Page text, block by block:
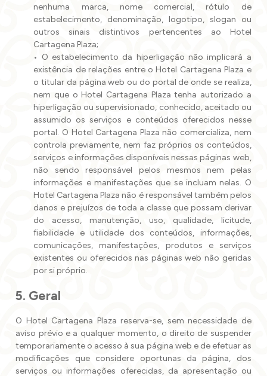
nenhuma marca, nome comercial, rótulo de
estabelecimento, denominação, logotipo, slogan ou
outros sinais distintivos pertencentes ao Hotel
Cartagena Plaza;
• O estabelecimento da hiperligação não implicará a
existência de relações entre o Hotel Cartagena Plaza e
o titular da página web ou do portal de onde se realiza,
nem que o Hotel Cartagena Plaza tenha autorizado a
hiperligação ou supervisionado, conhecido, aceitado ou
assumido os serviços e conteúdos oferecidos nesse
portal. O Hotel Cartagena Plaza não comercializa, nem
controla previamente, nem faz próprios os conteúdos,
serviços e informações disponíveis nessas páginas web,
não sendo responsável pelos mesmos nem pelas
informações e manifestações que se incluam nelas. O
Hotel Cartagena Plaza não é responsável também pelos
danos e prejuízos de toda a classe que possam derivar
do acesso, manutenção, uso, qualidade, licitude,
fiabilidade e utilidade dos conteúdos, informações,
comunicações, manifestações, produtos e serviços
existentes ou oferecidos nas páginas web não geridas
por si próprio.
5. Geral
O Hotel Cartagena Plaza reserva-se, sem necessidade de
aviso prévio e a qualquer momento, o direito de suspender
temporariamente o acesso à sua página web e de efetuar as
modificações que considere oportunas da página, dos
serviços ou informações oferecidas, da apresentação ou